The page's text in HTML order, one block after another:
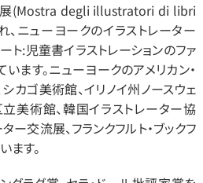
(Mostra degli illustratori di libri
ニューヨークのイラストレーター
ト:児童書イラストレーションのファ
ます。ニューヨークのアメリカン・
カゴ美術館、イリノイ州ノースウェ
美術館、韓国イラストレーター協
ー交流展、フランクフルト・ブックフ
ます。